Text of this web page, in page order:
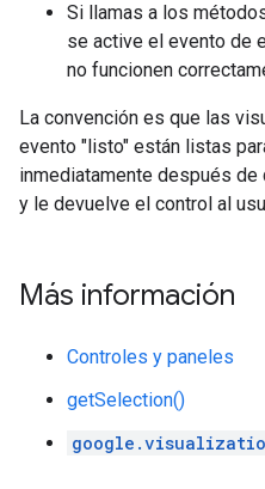
Si llamas a los
se active el evento de
no funcionen
La convención es que las
evento "listo" están listas
inmediatamente después
y le devuelve el control al
Más información
Controles y paneles
getSelection()